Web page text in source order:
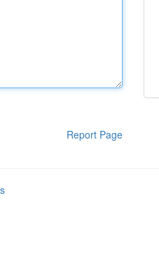
Report Page